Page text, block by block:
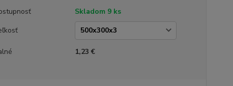
Skladom 9 ks
1,23 €